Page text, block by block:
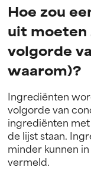
Hoe zou
uit moeten
volgorde
waarom)?
Ingrediënten
volgorde van
ingrediënten
de lijst staan.
minder kunnen
vermeld.